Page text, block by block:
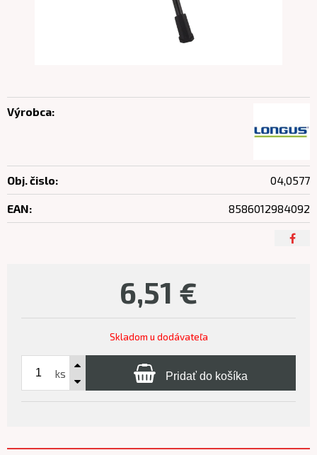
6,51 €
Skladom u dodávateľa
ks Pridať do košíka
Výrobca:
Obj. čislo: 04,0577
EAN: 8586012984092